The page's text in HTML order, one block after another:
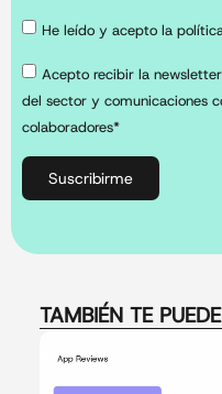
He leído y acepto la
Acepto recibir la
del sector y comunicaciones
colaboradores*
Suscribirme
TAMBIÉN TE